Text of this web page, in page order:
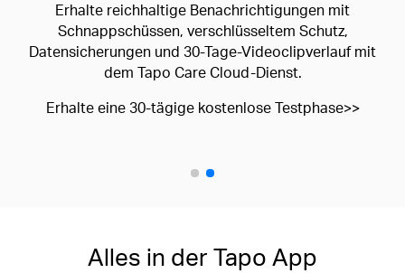
Unterstützt bis zu 512 GB microSD-Karte (nicht
enthalten).
936
Alles in der Tapo App